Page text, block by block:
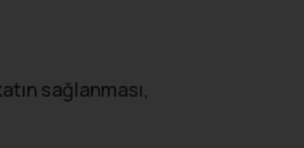
sağlanması,